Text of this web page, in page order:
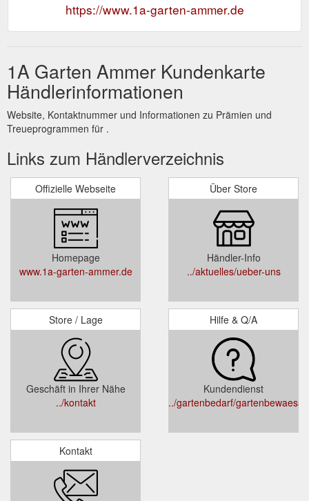
https://www.1a-garten-ammer.de
1A Garten Ammer Kundenkarte
Händlerinformationen
Website, Kontaktnummer und Informationen zu Prämien und
Treueprogrammen für .
Links zum Händlerverzeichnis
Offizielle Webseite
Homepage
www.1a-garten-ammer.de
Über Store
Händler-Info
../aktuelles/ueber-uns
Store / Lage
Geschäft in Ihrer Nähe
../kontakt
Hilfe & Q/A
Kundendienst
../gartenbedarf/
Kontakt